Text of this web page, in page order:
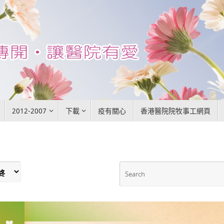
2012-2007 下載 疫有關心 香港醫院院牧事工網頁